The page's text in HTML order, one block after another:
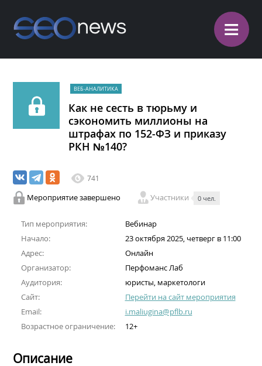
≡
ВЕБ-АНАЛИТИКА
Как не сесть в тюрьму и
сэкономить миллионы на
штрафах по 152-ФЗ и приказу
РКН №140?
741
Мероприятие завершено Участники 0 чел.
Тип мероприятия:
Вебинар
Начало:
23 октября 2025, четверг в 11:00
Адрес:
Онлайн
Организатор:
Перфоманс Лаб
Аудитория:
юристы, маркетологи
Сайт:
Перейти на сайт мероприятия
Email:
i.maliugina@pflb.ru
Возрастное ограничение:
12+
Описание